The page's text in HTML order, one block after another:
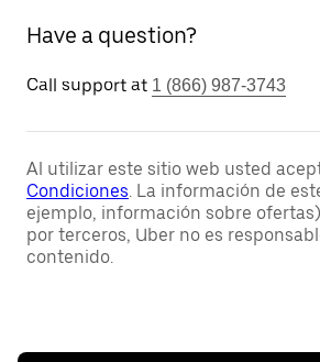
Have a question?
Call support at 1 (866) 987-3743
Al utilizar este sitio web usted
Condiciones. La información de
ejemplo, información sobre
por terceros, Uber no es
contenido.